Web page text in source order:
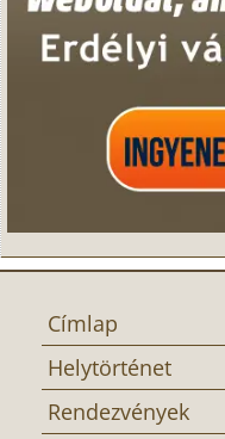
Címlap
Helytörténet
Rendezvények